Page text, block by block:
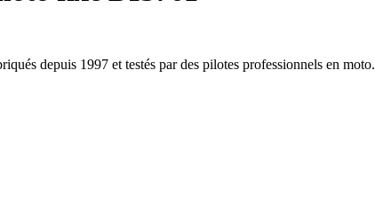
depuis 1997 et testés par des pilotes professionnels en moto.